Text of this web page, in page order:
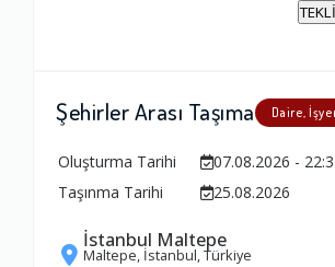
Şehirler Arası Taşıma Daire,
Oluşturma Tarihi
07.08.2026 -
Taşınma Tarihi
25.08.2026
İstanbul Maltepe
Maltepe, İstanbul, Türkiye